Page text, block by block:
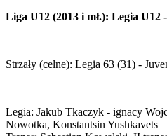
Liga U12 (2013 i mł.): Legia U12
Strzały (celne): Legia 63 (31) -
Legia: Jakub Tkaczyk - ignacy
Nowotka, Konstantsin Yushkavets